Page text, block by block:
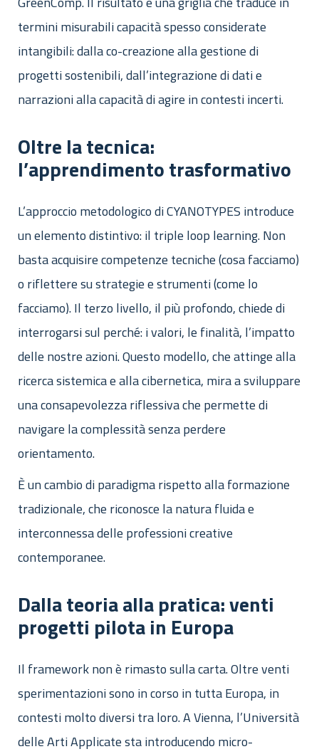
termini misurabili capacità spesso considerate
intangibili: dalla co-creazione alla gestione di
progetti sostenibili, dall’integrazione di dati e
narrazioni alla capacità di agire in contesti incerti.
Oltre la tecnica:
l’apprendimento trasformativo
L’approccio metodologico di CYANOTYPES introduce
un elemento distintivo: il triple loop learning. Non
basta acquisire competenze tecniche (cosa facciamo)
o riflettere su strategie e strumenti (come lo
facciamo). Il terzo livello, il più profondo, chiede di
interrogarsi sul perché: i valori, le finalità, l’impatto
delle nostre azioni. Questo modello, che attinge alla
ricerca sistemica e alla cibernetica, mira a sviluppare
una consapevolezza riflessiva che permette di
navigare la complessità senza perdere
orientamento.
È un cambio di paradigma rispetto alla formazione
tradizionale, che riconosce la natura fluida e
interconnessa delle professioni creative
contemporanee.
Dalla teoria alla pratica: venti
progetti pilota in Europa
Il framework non è rimasto sulla carta. Oltre venti
sperimentazioni sono in corso in tutta Europa, in
contesti molto diversi tra loro. A Vienna, l’Università
delle Arti Applicate sta introducendo micro-